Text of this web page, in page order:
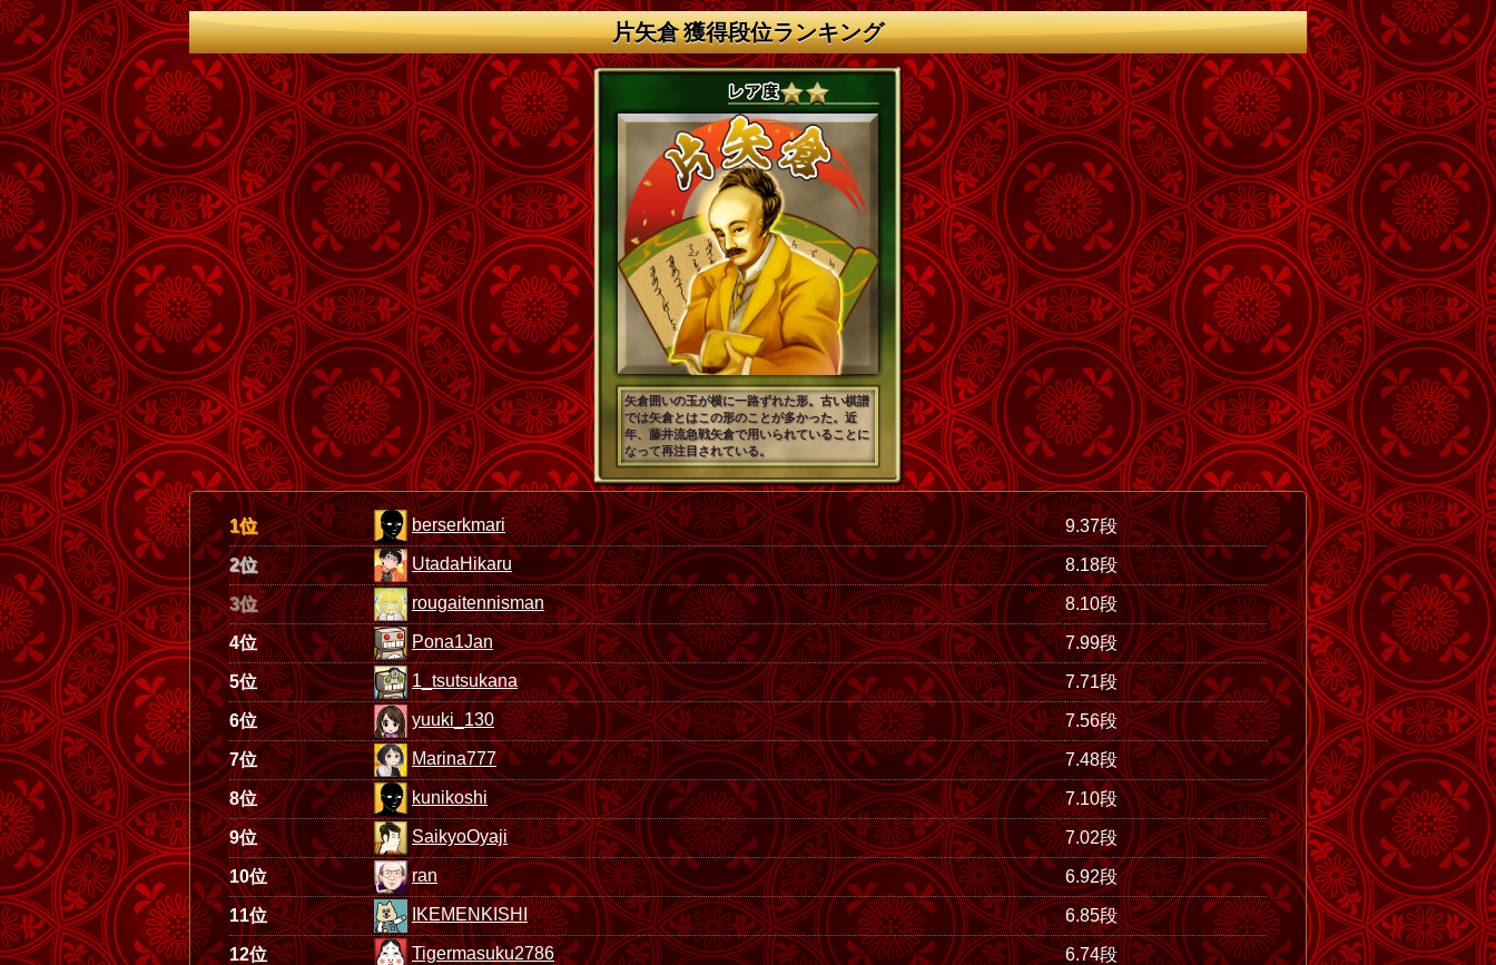
片矢倉 獲得段位ランキング
矢倉囲いの玉が横に一路ずれた形。古い棋譜
では矢倉とはこの形のことが多かった。近
年、藤井流急戦矢倉で用いられていることに
なって再注目されている。
1位 berserkmari 9.37段
2位 UtadaHikaru 8.18段
3位 rougaitennisman 8.10段
4位 Pona1Jan 7.99段
5位 1_tsutsukana 7.71段
6位 yuuki_130 7.56段
7位 Marina777 7.48段
8位 kunikoshi 7.10段
9位 SaikyoOyaji 7.02段
10位 ran 6.92段
11位 IKEMENKISHI 6.85段
12位 Tigermasuku2786 6.74段